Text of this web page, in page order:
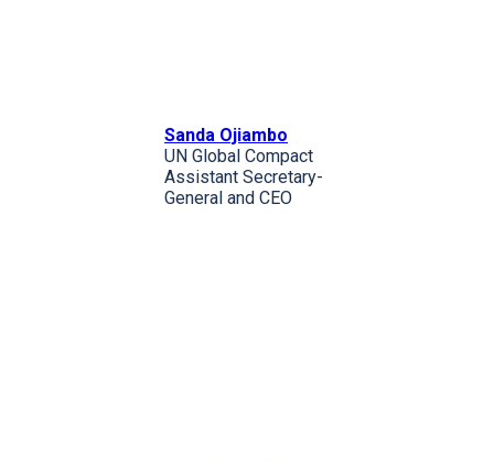
Sanda Ojiambo
UN Global Compact
Assistant Secretary-
General and CEO